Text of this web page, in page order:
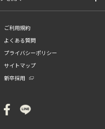
ご利用規約
よくある質問
プライバシーポリシー
サイトマップ
新卒採用